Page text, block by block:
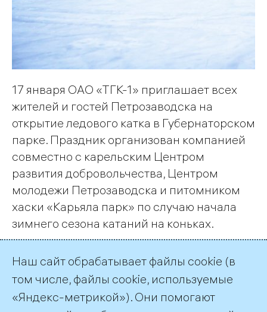
17 января ОАО «ТГК-1» приглашает всех
жителей и гостей Петрозаводска на
открытие ледового катка в Губернаторском
парке. Праздник организован компанией
совместно с карельским Центром
развития добровольчества, Центром
молодежи Петрозаводска и питомником
хаски «Карьяла парк» по случаю начала
зимнего сезона катаний на коньках.
Страница 15 из 15.
Назад 1 … 13 14 15
Наш сайт обрабатывает файлы cookie (в
том числе, файлы cookie, используемые
«Яндекс-метрикой»). Они помогают